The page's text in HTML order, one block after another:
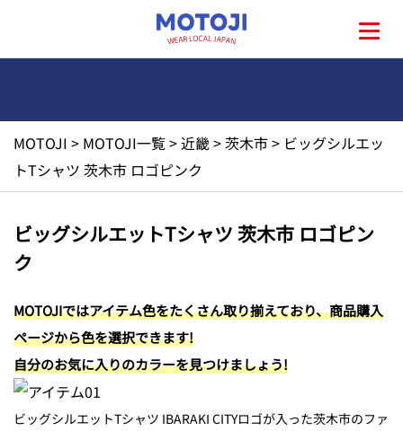
HOME
お問い合わせ
MOTOJI > MOTOJI一覧>近畿>茨木市> ビッグシルエッ
トTシャツ 茨木市 ロゴピンク
ビッグシルエットTシャツ 茨木市 ロゴピン
ク
MOTOJIではアイテム色をたくさん取り揃えており、商品購入
ページから色を選択できます!
自分のお気に入りのカラーを見つけましょう!
ビッグシルエットTシャツ IBARAKI CITYロゴが入った茨木市のファ